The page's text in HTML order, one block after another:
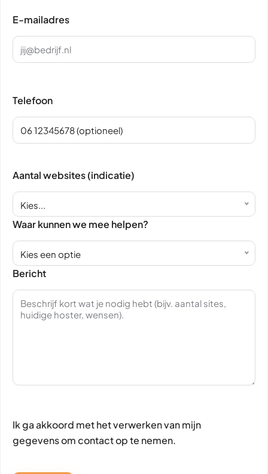
E-mailadres
Telefoon
Aantal websites (indicatie)
Kies...
Waar kunnen we mee helpen?
Kies een optie
Bericht
Ik ga akkoord met het verwerken van mijn
gegevens om contact op te nemen.